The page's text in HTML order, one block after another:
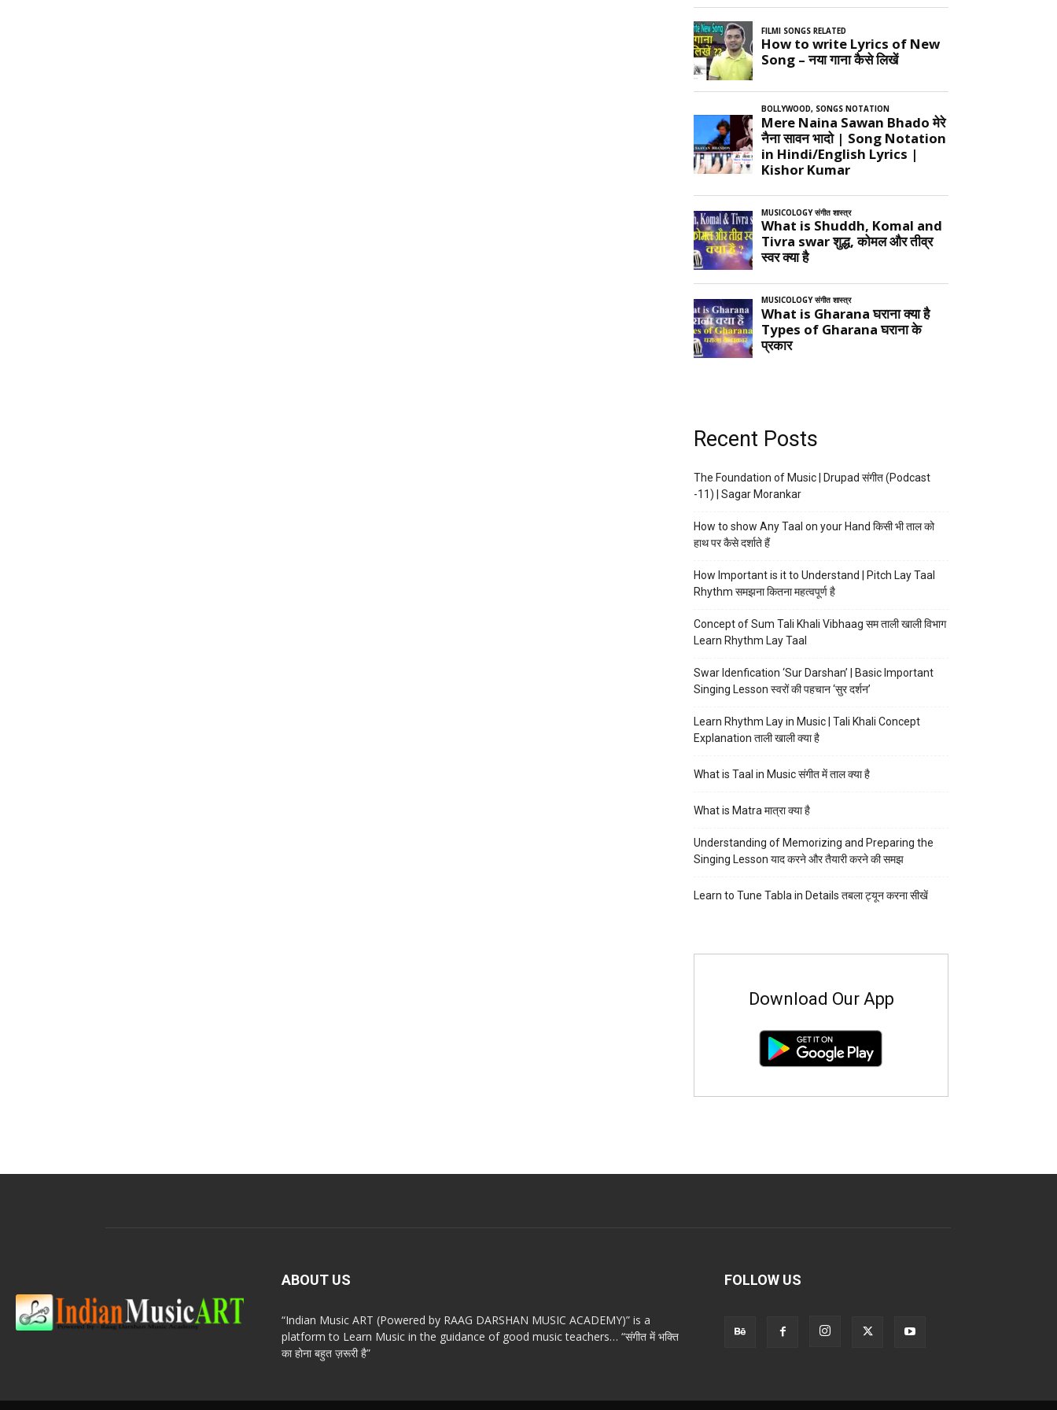
Recent Posts
The Foundation of Music | Drupad संगीत (Podcast
-11) | Sagar Morankar
How to show Any Taal on your Hand किसी भी ताल को
हाथ पर कैसे दर्शाते हैं
How Important is it to Understand | Pitch Lay Taal
Rhythm समझना कितना महत्वपूर्ण है
Concept of Sum Tali Khali Vibhaag सम ताली खाली विभाग
Learn Rhythm Lay Taal
Swar Idenfication ‘Sur Darshan’ | Basic Important
Singing Lesson स्वरों की पहचान ‘सुर दर्शन’
Learn Rhythm Lay in Music | Tali Khali Concept
Explanation ताली खाली क्या है
What is Taal in Music संगीत में ताल क्या है
What is Matra मात्रा क्या है
Understanding of Memorizing and Preparing the
Singing Lesson याद करने और तैयारी करने की समझ
Learn to Tune Tabla in Details तबला ट्यून करना सीखें
Download Our App
ABOUT US
“Indian Music ART (Powered by RAAG DARSHAN MUSIC ACADEMY)” is a
platform to Learn Music in the guidance of good music teachers… “संगीत में भक्ति
का होना बहुत ज़रूरी है”
FOLLOW US